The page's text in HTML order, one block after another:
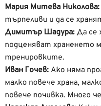
Мария Митева Николова:
търпеливи и да се
Димитър Шадура: Да се
подценяват храненето
тренировките.
Иван Гочев: Ако няма
малко повече храна,
повече почивка. Много